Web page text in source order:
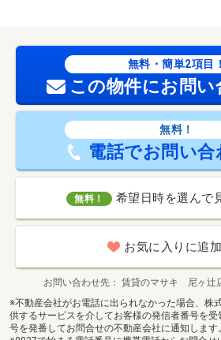
無料・簡単2項目！
この物件にお問い
無料！
電話でお問い合
無料！ 希望日時を選んで
お気に入りに追
お問い合わせ先
賃貸のマサキ 尼ヶ辻
※不動産会社がお電話に出られなかった場合、株
供するサービスを介してお客様の発信者番号を
号を発番してお問合せの不動産会社に通知します。